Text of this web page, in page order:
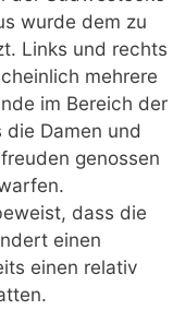
wurde dem zu
Links und rechts
mehrere
im Bereich der
die Damen und
genossen
dass die
einen
einen relativ